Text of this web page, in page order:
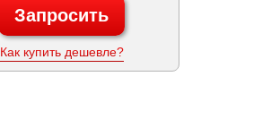
Запросить
Как купить дешевле?